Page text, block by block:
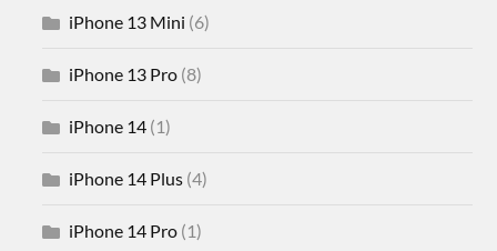
iPhone 13 Mini (6)
iPhone 13 Pro (8)
iPhone 14 (1)
iPhone 14 Plus (4)
iPhone 14 Pro (1)